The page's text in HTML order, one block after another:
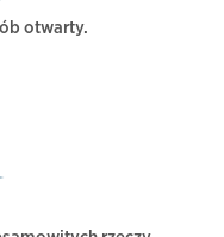
otwarty.